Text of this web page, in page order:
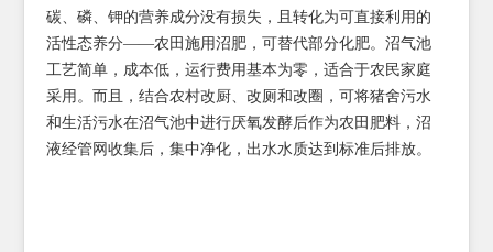
碳、磷、钾的营养成分没有损失，且转化为可直接利用的
活性态养分——农田施用沼肥，可替代部分化肥。沼气池
工艺简单，成本低，运行费用基本为零，适合于农民家庭
采用。而且，结合农村改厨、改厕和改圈，可将猪舍污水
和生活污水在沼气池中进行厌氧发酵后作为农田肥料，沼
液经管网收集后，集中净化，出水水质达到标准后排放。